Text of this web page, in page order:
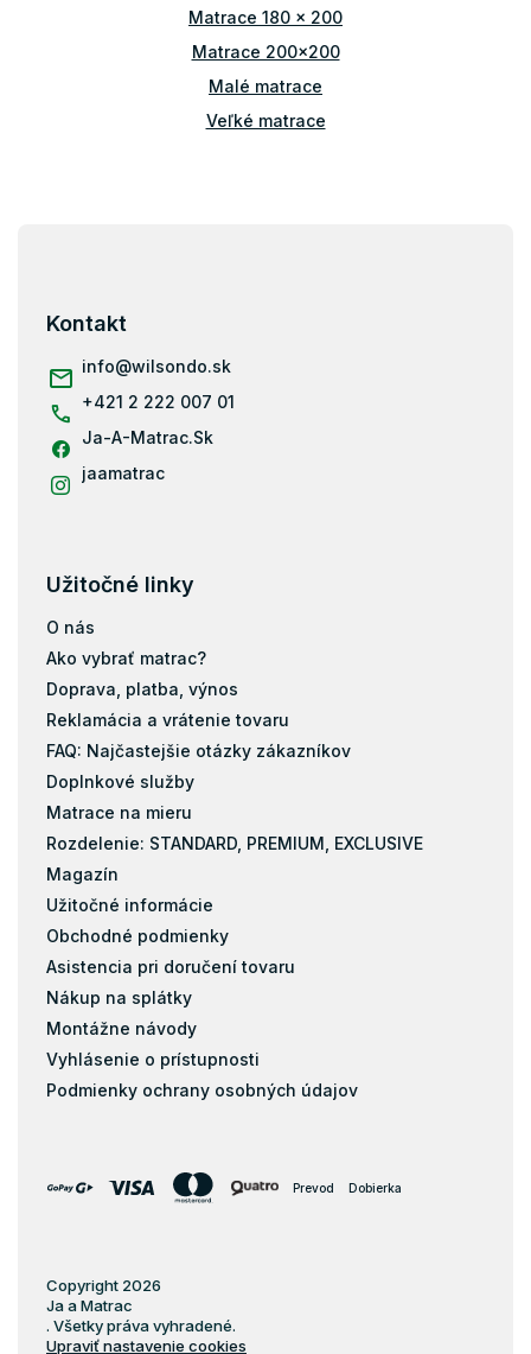
s
u
Matrace 180 x 200
Matrace 200x200
Malé matrace
Veľké matrace
Kontakt
info@wilsondo.sk
+421 2 222 007 01
Ja-A-Matrac.Sk
jaamatrac
Užitočné linky
O nás
Ako vybrať matrac?
Doprava, platba, výnos
Reklamácia a vrátenie tovaru
FAQ: Najčastejšie otázky zákazníkov
Doplnkové služby
Matrace na mieru
Rozdelenie: STANDARD, PREMIUM, EXCLUSIVE
Magazín
Užitočné informácie
Obchodné podmienky
Asistencia pri doručení tovaru
Nákup na splátky
Montážne návody
Vyhlásenie o prístupnosti
Podmienky ochrany osobných údajov
Prevod Dobierka
Copyright 2026
Ja a Matrac
. Všetky práva vyhradené.
Upraviť nastavenie cookies